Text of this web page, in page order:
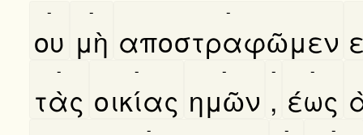
ου
-
μὴ
-
αποστραφῶμεν
-
τὰς
-
οικίας
-
ημῶν
-
,
-
έως
-
- - -